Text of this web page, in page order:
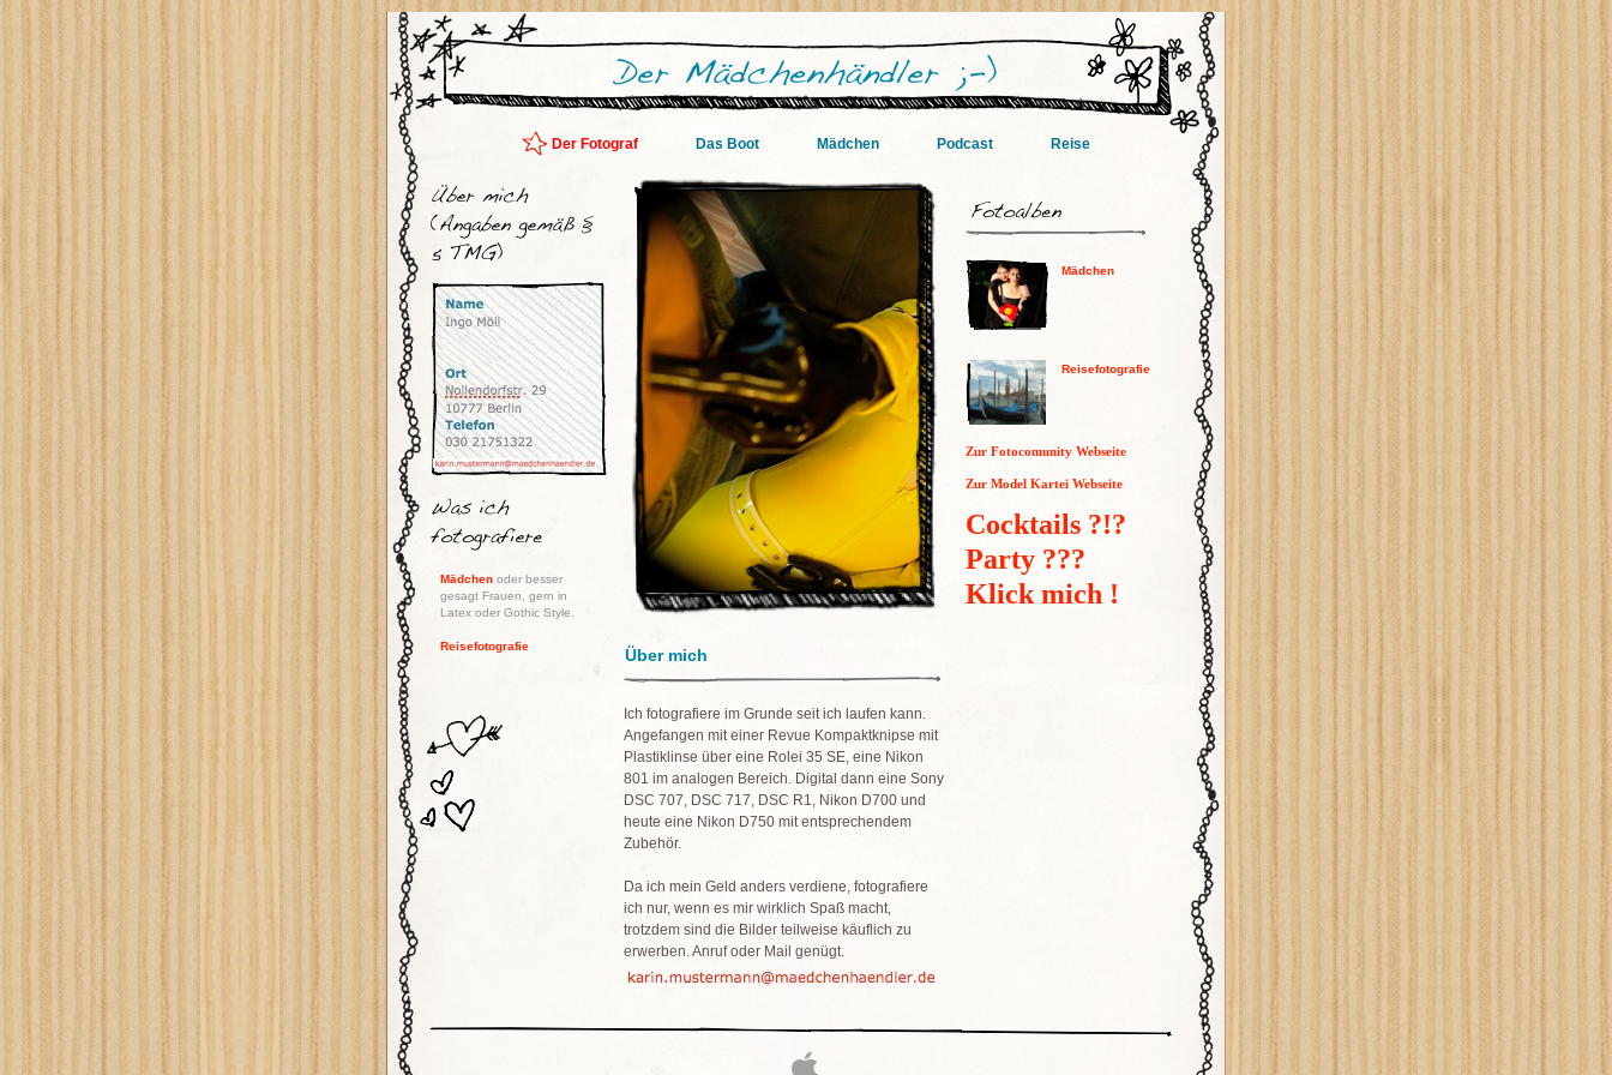
Der Fotograf Das Boot Mädchen Podcast Reise
Mädchen
Reisefotografie
Zur Fotocomunity Webseite
Zur Model Kartei Webseite
Cocktails ?!?
Party ???
Klick mich !
Ich fotografiere im Grunde seit ich laufen kann.
Angefangen mit einer Revue Kompaktknipse mit
Plastiklinse über eine Rolei 35 SE, eine Nikon
801 im analogen Bereich. Digital dann eine Sony
DSC 707, DSC 717, DSC R1, Nikon D700 und
heute eine Nikon D750 mit entsprechendem
Zubehör.
Da ich mein Geld anders verdiene, fotografiere
ich nur, wenn es mir wirklich Spaß macht,
trotzdem sind die Bilder teilweise käuflich zu
erwerben. Anruf oder Mail genügt.
Mädchen oder besser
gesagt Frauen, gern in
Latex oder Gothic Style.
Reisefotografie Über mich